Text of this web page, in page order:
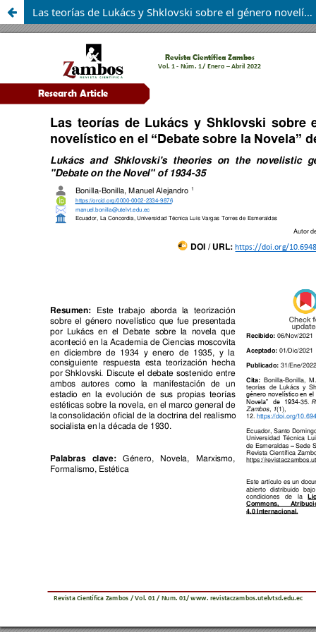
Las teorías de Lukács y Shklovski sobre el género novelístico en el “Debate sobre la Novela” de 1934-35